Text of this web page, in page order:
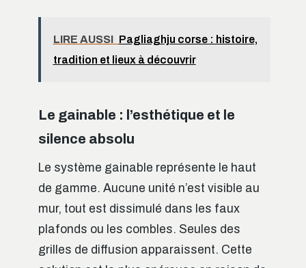
LIRE AUSSI Pagliaghju corse : histoire,
tradition et lieux à découvrir
Le gainable : l’esthétique et le
silence absolu
Le système gainable représente le haut
de gamme. Aucune unité n’est visible au
mur, tout est dissimulé dans les faux
plafonds ou les combles. Seules des
grilles de diffusion apparaissent. Cette